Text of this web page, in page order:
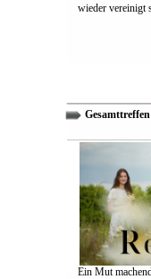
wieder vereinigt
Gesamttreffen
Ein Mut